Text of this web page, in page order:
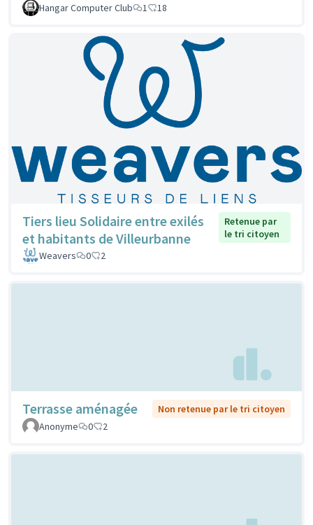
Hangar Computer Club
1 18
Tiers lieu Solidaire entre exilés
et habitants de Villeurbanne
Retenue par
le tri citoyen
Weavers
0 2
Terrasse aménagée
Non retenue par le tri citoyen
Anonyme
0 2